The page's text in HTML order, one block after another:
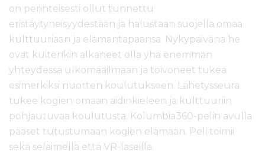
on perinteisesti ollut tunnettu
eristäytyneisyydestään ja halustaan suojella omaa
kulttuuriaan ja elämäntapaansa. Nykypäivänä he
ovat kuitenkin alkaneet olla yhä enemmän
yhteydessä ulkomaailmaan ja toivoneet tukea
esimerkiksi nuorten koulutukseen. Lähetysseura
tukee kogien omaan äidinkieleen ja kulttuuriin
pohjautuvaa koulutusta. Kolumbia360-pelin avulla
pääset tutustumaan kogien elämään. Peli toimii
sekä selaimella että VR-laseilla.